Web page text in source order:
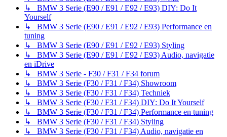
↳ BMW 3 Serie (E90 / E91 / E92 / E93) DIY: Do It
Yourself
↳ BMW 3 Serie (E90 / E91 / E92 / E93) Performance en
tuning
↳ BMW 3 Serie (E90 / E91 / E92 / E93) Styling
↳ BMW 3 Serie (E90 / E91 / E92 / E93) Audio, navigatie
en iDrive
↳ BMW 3 Serie - F30 / F31 / F34 forum
↳ BMW 3 Serie (F30 / F31 / F34) Showroom
↳ BMW 3 Serie (F30 / F31 / F34) Techniek
↳ BMW 3 Serie (F30 / F31 / F34) DIY: Do It Yourself
↳ BMW 3 Serie (F30 / F31 / F34) Performance en tuning
↳ BMW 3 Serie (F30 / F31 / F34) Styling
↳ BMW 3 Serie (F30 / F31 / F34) Audio, navigatie en